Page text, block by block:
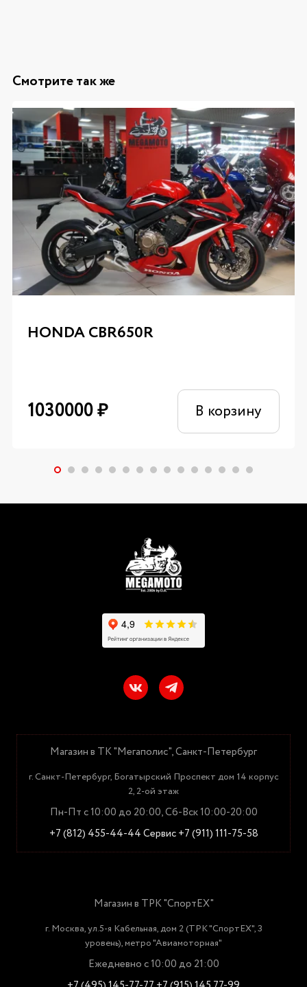
Смотрите так же
HONDA CBR650R
1030000₽ В корзину
Магазин в ТК "Мегаполис", Санкт-Петербург
г. Санкт-Петербург, Богатырский Проспект дом 14 корпус
2, 2-ой этаж
Пн-Пт с 10:00 до 20:00, Сб-Вск 10:00-20:00
+7 (812) 455-44-44Сервис +7 (911) 111-75-58
Магазин в ТРК "СпортЕХ"
г. Москва, ул.5-я Кабельная, дом 2 (ТРК "СпортЕХ", 3
уровень), метро "Авиамоторная"
Ежедневно с 10:00 до 21:00